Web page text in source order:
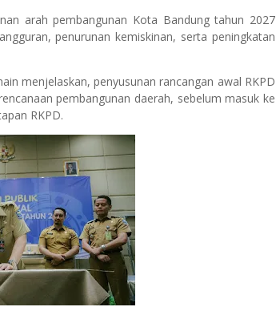
arah pembangunan Kota Bandung tahun 2027
penurunan kemiskinan, serta peningkatan
menjelaskan, penyusunan rancangan awal RKPD
pembangunan daerah, sebelum masuk ke
RKPD.